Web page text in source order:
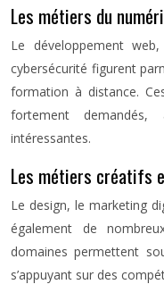
Les métiers du
Le développement
cybersécurité figurent
formation à distance.
fortement demandés,
intéressantes.
Les métiers créatifs
Le design, le marketing
également de
domaines permettent
s’appuyant sur des